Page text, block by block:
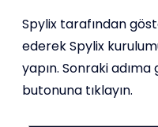
Spylix tarafından
ederek Spylix
yapın. Sonraki
butonuna tıklayın.